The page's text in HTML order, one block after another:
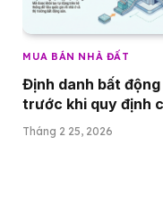
MUA BÁN NHÀ ĐẤT
Định danh bất
trước khi quy định
Tháng 2 25, 2026